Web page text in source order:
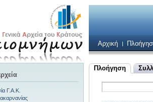
Αρχική
Πλοήγηση
Γ.Α.Κ.